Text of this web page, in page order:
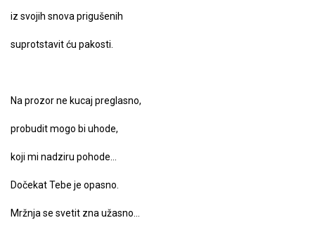
iz svojih snova prigušenih
suprotstavit ću pakosti.
Na prozor ne kucaj preglasno,
probudit mogo bi uhode,
koji mi nadziru pohode…
Dočekat Tebe je opasno.
Mržnja se svetit zna užasno…